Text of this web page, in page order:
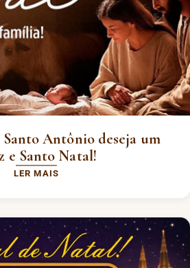
Antônio deseja um
e Santo Natal!
LER MAIS